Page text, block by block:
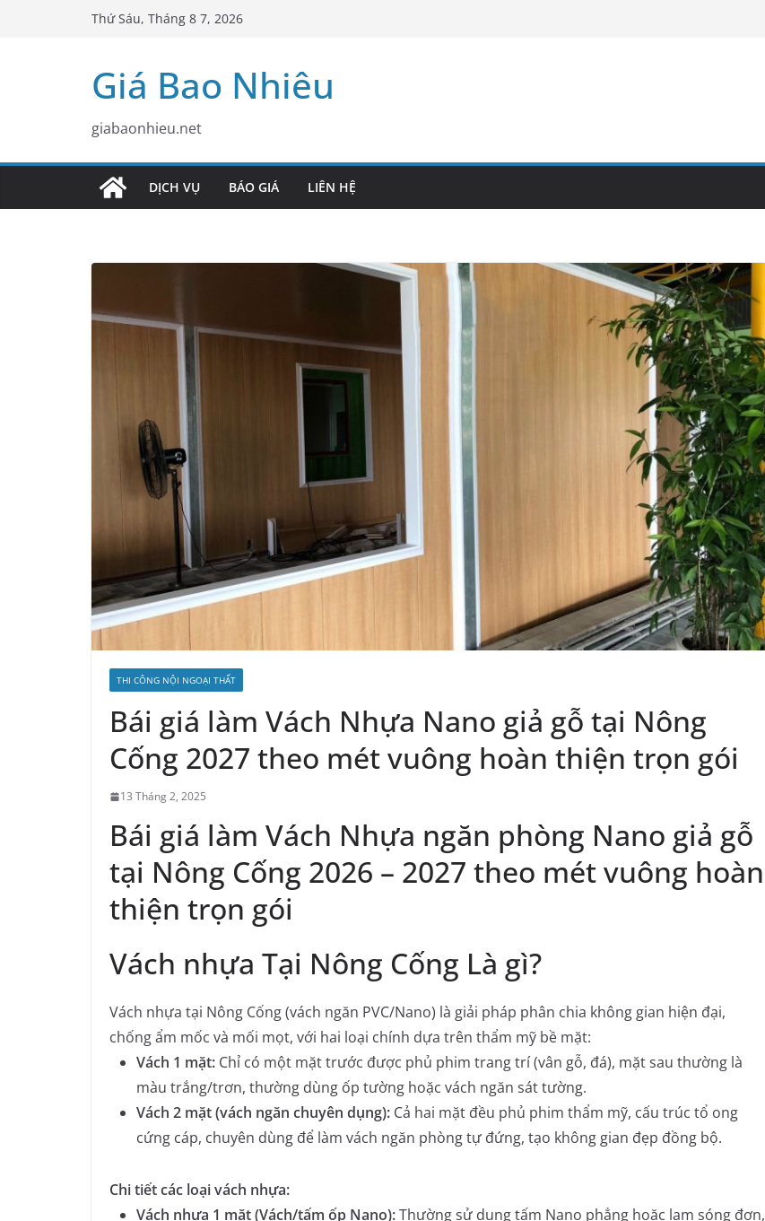
Thứ Sáu, Tháng 8 7, 2026
Giá Bao Nhiêu
giabaonhieu.net
DỊCH VỤ BÁO GIÁ LIÊN HỆ
THI CÔNG NỘI NGOẠI THẤT
Bái giá làm Vách Nhựa Nano giả gỗ tại Nông
Cống 2027 theo mét vuông hoàn thiện trọn gói
13 Tháng 2, 2025
Bái giá làm Vách Nhựa ngăn phòng Nano giả gỗ
tại Nông Cống 2026 – 2027 theo mét vuông hoàn
thiện trọn gói
Vách nhựa Tại Nông Cống Là gì?
Vách nhựa tại Nông Cống (vách ngăn PVC/Nano) là giải pháp phân chia không gian hiện đại,
chống ẩm mốc và mối mọt, với hai loại chính dựa trên thẩm mỹ bề mặt:
Vách 1 mặt: Chỉ có một mặt trước được phủ phim trang trí (vân gỗ, đá), mặt sau thường là
màu trắng/trơn, thường dùng ốp tường hoặc vách ngăn sát tường.
Vách 2 mặt (vách ngăn chuyên dụng): Cả hai mặt đều phủ phim thẩm mỹ, cấu trúc tổ ong
cứng cáp, chuyên dùng để làm vách ngăn phòng tự đứng, tạo không gian đẹp đồng bộ.
Chi tiết các loại vách nhựa:
Vách nhựa 1 mặt (Vách/tấm ốp Nano):Thường sử dụng tấm Nano phẳng hoặc lam sóng đơn,